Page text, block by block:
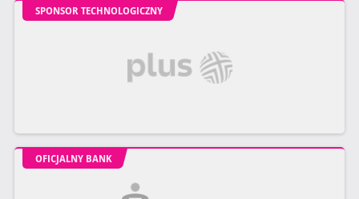
SPONSOR TECHNOLOGICZNY
OFICJALNY BANK